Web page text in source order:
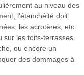
au niveau des
l'étanchéité doit
les acrotères, etc.
sur les toits-terrasses.
ou encore un
des dommages à